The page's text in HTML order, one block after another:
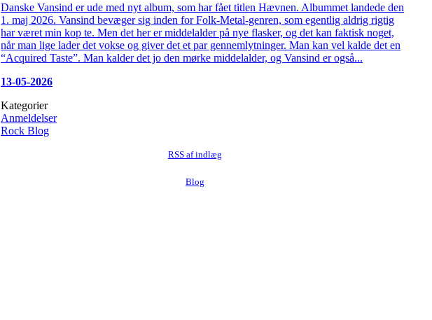
Danske Vansind er ude med nyt album, som har fået titlen Hævnen. Albummet landede den
1. maj 2026. Vansind bevæger sig inden for Folk-Metal-genren, som egentlig aldrig rigtig
har været min kop te. Men det her er middelalder på nye flasker, og det kan faktisk noget,
når man lige lader det vokse og giver det et par gennemlytninger. Man kan vel kalde det en
“Acquired Taste”. Man kalder det jo den mørke middelalder, og Vansind er også...
13-05-2026
Kategorier
Anmeldelser
Rock Blog
RSS af indlæg
Blog